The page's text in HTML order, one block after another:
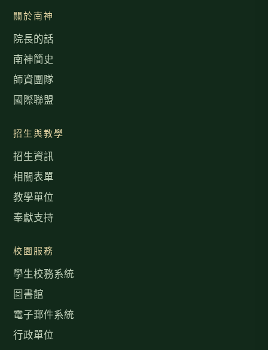
關於南神
院長的話
南神簡史
師資團隊
國際聯盟
招生與教學
招生資訊
相關表單
教學單位
奉獻支持
校園服務
學生校務系統
圖書館
電子郵件系統
行政單位